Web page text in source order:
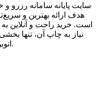
سایت پایانه سامانه رزرو
هدف ارائه بهترین و
است. خرید راحت و آنلاین به
نیاز به چاپ آن، تنها
اتوبوسی از سال ۷۳ تا به امروز بوده است.